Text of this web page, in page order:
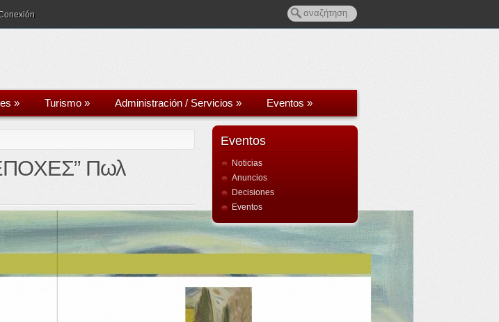
» Turismo » Administración / Servicios » Eventos »
Πωλ
Eventos
Noticias
Anuncios
Decisiones
Eventos